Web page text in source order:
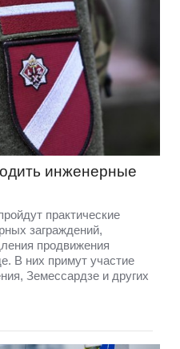
инженерные
практические
заграждений,
продвижения
В них примут участие
Земессардзе и других